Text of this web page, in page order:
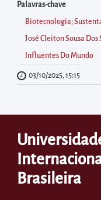
realizar
buscas
internas
Acessar
diretamente
no
rodapé
Palavras-chave
Biotecnologia;
José Cleiton Sousa
Influentes Do Mundo
03/10/2025, 15:15
Brasileira